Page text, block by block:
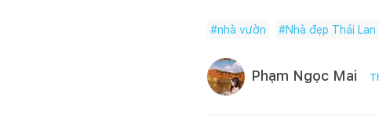
#nhà vườn #Nhà đẹp Thái Lan
Phạm Ngọc Mai